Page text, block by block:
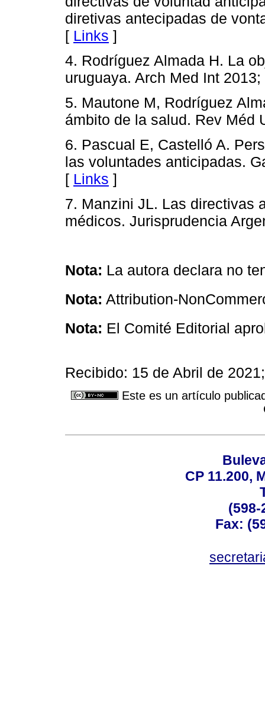
diretivas antecipadas de
[ Links ]
4. Rodríguez Almada H. La
uruguaya. Arch Med Int
5. Mautone M, Rodríguez
ámbito de la salud. Rev Méd
6. Pascual E, Castelló A.
las voluntades anticipadas.
[ Links ]
7. Manzini JL. Las directivas
médicos. Jurisprudencia
Nota: La autora declara no
Nota: Attribution-
Nota: El Comité Editorial
Recibido: 15 de Abril de
Este es un artículo
CP 11.200,
(598-
Fax: